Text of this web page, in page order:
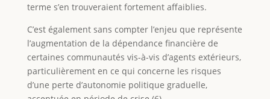
terme s’en trouveraient fortement affaiblies.
C’est également sans compter l’enjeu que représente
l’augmentation de la dépendance financière de
certaines communautés vis-à-vis d’agents extérieurs,
particulièrement en ce qui concerne les risques
d’une perte d’autonomie politique graduelle,